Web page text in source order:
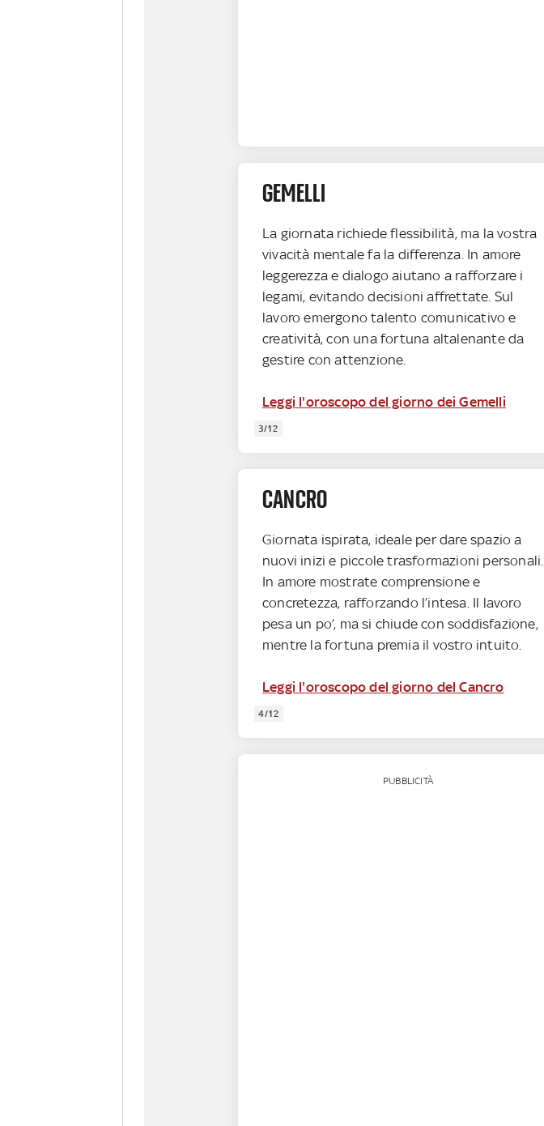
GEMELLI
La giornata richiede flessibilità, ma la vostra
vivacità mentale fa la differenza. In amore
leggerezza e dialogo aiutano a rafforzare i
legami, evitando decisioni affrettate. Sul
lavoro emergono talento comunicativo e
creatività, con una fortuna altalenante da
gestire con attenzione.
Leggi l'oroscopo del giorno dei Gemelli
3/12
CANCRO
Giornata ispirata, ideale per dare spazio a
nuovi inizi e piccole trasformazioni personali.
In amore mostrate comprensione e
concretezza, rafforzando l’intesa. Il lavoro
pesa un po’, ma si chiude con soddisfazione,
mentre la fortuna premia il vostro intuito.
Leggi l'oroscopo del giorno del Cancro
4/12
PUBBLICITÀ